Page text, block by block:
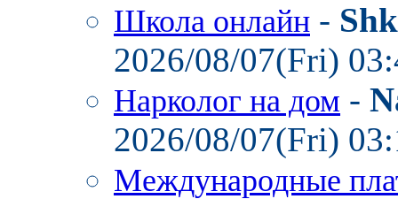
Школа онлайн -
2026/08/07(Fri)
Нарколог на дом -
2026/08/07(Fri)
Международные